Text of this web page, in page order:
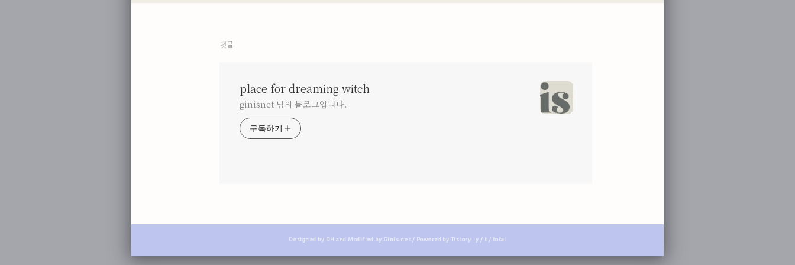
댓글
place for dreaming witch
ginisnet 님의 블로그입니다.
구독하기
Designed by DH and Modified by Ginis.net / Powered by Tistory y / t / total